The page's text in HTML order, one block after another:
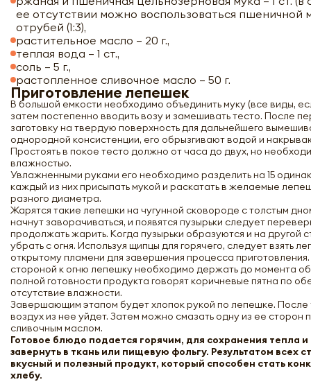
ее отсутствии можно воспользоваться
отрубей (1:3),
растительное масло – 20 г.,
теплая вода – 1 ст.,
соль – 5 г.,
растопленное сливочное масло – 50 г.
Приготовление лепешек
В большой емкости необходимо объединить муку (все виды,
затем постепенно вводить возу и замешивать тесто. После
заготовку на твердую поверхность для дальнейшего
однородной консистенции, его обрызгивают водой и
Простоять в покое тесто должно от часа до двух, но
влажностью.
Увлажненными руками его необходимо разделить на 15
каждый из них присыпать мукой и раскатать в желаемые
разного диаметра.
Жарятся такие лепешки на чугунной сковороде с толстым
начнут заворачиваться, и появятся пузырьки следует
продолжать жарить. Когда пузырьки образуются и на другой
убрать с огня. Используя щипцы для горячего, следует взять
открытому пламени для завершения процесса
стороной к огню лепешку необходимо держать до момента
полной готовности продукта говорят коричневые пятна по
отсутствие влажности.
Завершающим этапом будет хлопок рукой по лепешке. После
воздух из нее уйдет. Затем можно смазать одну из ее сторон
сливочным маслом.
Готовое блюдо подается горячим, для сохранения тепла
завернуть в ткань или пищевую фольгу. Результатом всех
вкусный и полезный продукт, который способен стать
хлебу.